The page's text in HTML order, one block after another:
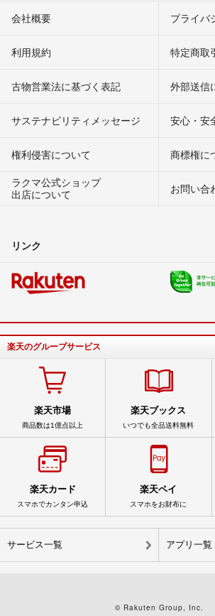
会社概要 プライバ
利用規約 特定商取
古物営業法に基づく表記 外部送信
サステナビリティメッセージ 安心・安
権利侵害について
商標権に
ラクマ公式ショップ
出店について
お問い合
リンク
楽天のグループサービス
楽天市場
商品数は1億点以上
楽天ブックス
いつでも全品送料無料
楽天カード
スマホでカンタン申込
楽天ペイ
スマホをお財布に
サービス一覧 アプリ一覧
© Rakuten Group, Inc.